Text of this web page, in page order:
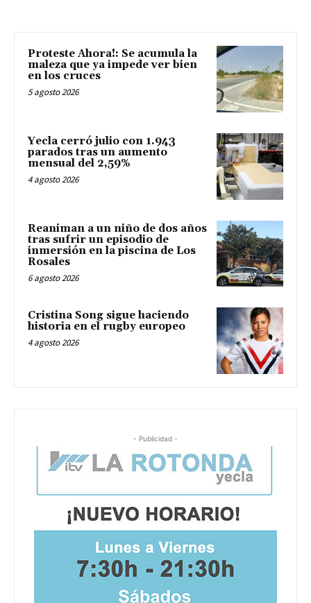
Proteste Ahora!: Se acumula la
maleza que ya impede ver bien
en los cruces
5 agosto 2026
Yecla cerró julio con 1.943
parados tras un aumento
mensual del 2,59%
4 agosto 2026
Reaniman a un niño de dos años
tras sufrir un episodio de
inmersión en la piscina de Los
Rosales
6 agosto 2026
Cristina Song sigue haciendo
historia en el rugby europeo
4 agosto 2026
- Publicidad -